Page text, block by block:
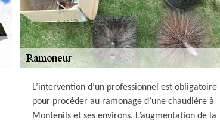
L’intervention d’un professionnel est obligatoire
pour procéder au ramonage d’une chaudière à
Montenils et ses environs. L’augmentation de la